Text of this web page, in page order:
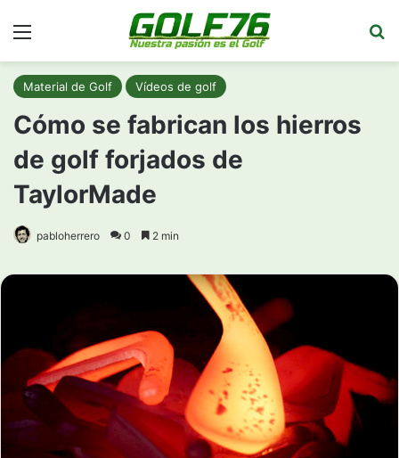
Material de Golf Vídeos de golf
Cómo se fabrican los hierros
de golf forjados de
TaylorMade
pabloherrero 0 2 min